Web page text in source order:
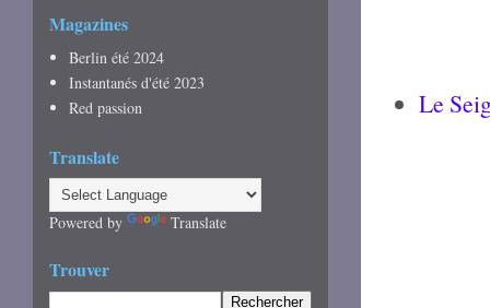
Le
Magazines
Berlin été 2024
Instantanés d'été 2023
Red passion
Translate
Powered by Translate
Trouver